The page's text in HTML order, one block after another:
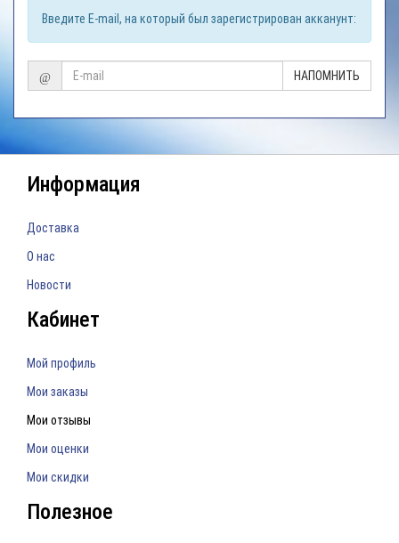
Введите E-mail, на который был зарегистрирован акканунт:
@ НАПОМНИТЬ
Информация
Доставка
О нас
Новости
Кабинет
Мой профиль
Мои заказы
Мои отзывы
Мои оценки
Мои скидки
Полезное